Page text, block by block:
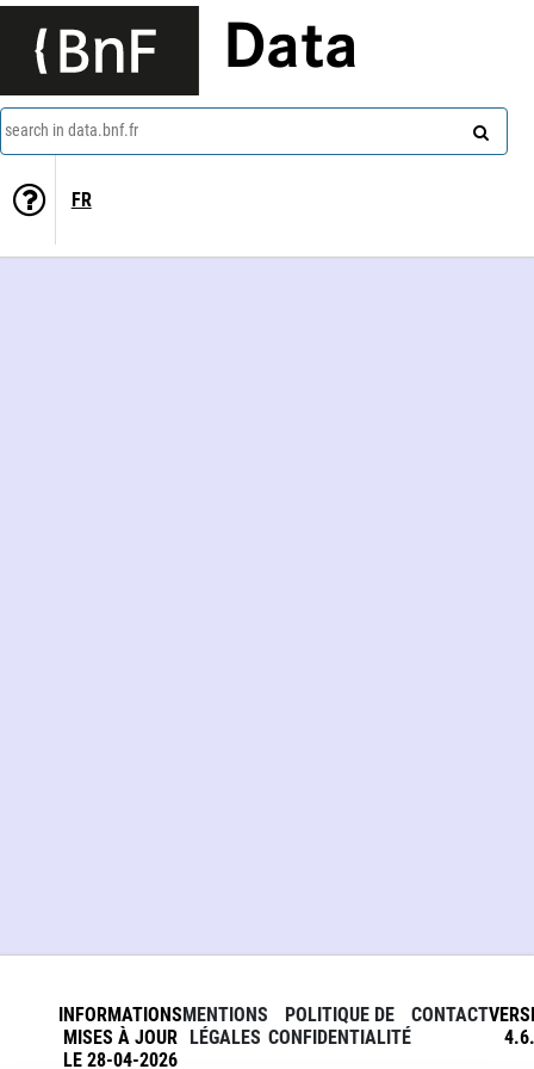
Data
search in data.bnf.fr
FR
INFORMATIONS
MISES À JOUR
LE 28-04-2026
MENTIONS
LÉGALES
POLITIQUE DE
CONFIDENTIALITÉ
CONTACT